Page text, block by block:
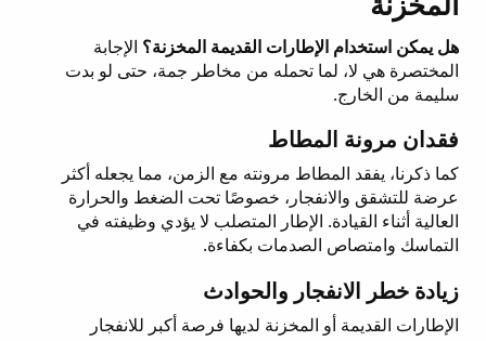
هل يمكن استخدام الإطارات القديمة المخزنة؟ الإجابة
المختصرة هي لا، لما تحمله من مخاطر جمة، حتى لو بدت
سليمة من الخارج.
فقدان مرونة المطاط
كما ذكرنا، يفقد المطاط مرونته مع الزمن، مما يجعله أكثر
عرضة للتشقق والانفجار، خصوصًا تحت الضغط والحرارة
العالية أثناء القيادة. الإطار المتصلب لا يؤدي وظيفته في
التماسك وامتصاص الصدمات بكفاءة.
زيادة خطر الانفجار والحوادث
الإطارات القديمة أو المخزنة لديها فرصة أكبر للانفجار